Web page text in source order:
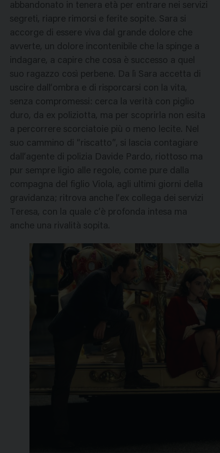
abbandonato in tenera età per entrare nei servizi
segreti, riapre rimorsi e ferite sopite. Sara si
accorge di essere viva dal grande dolore che
avverte, un dolore incontenibile che la spinge a
indagare, a capire che cosa è successo a quel
suo ragazzo così perbene. Da lì Sara accetta di
uscire dall’ombra e di risporcarsi con la vita,
senza compromessi: cerca la verità con piglio
duro, da ex poliziotta, ma per scoprirla non esita
a percorrere scorciatoie più o meno lecite. Nel
suo cammino di “riscatto”, si lascia contagiare
dall’agente di polizia Davide Pardo, riottoso ma
pur sempre ligio alle regole, come pure dalla
compagna del figlio Viola, agli ultimi giorni della
gravidanza; ritrova anche l’ex collega dei servizi
Teresa, con la quale c’è profonda intesa ma
anche una rivalità sopita.